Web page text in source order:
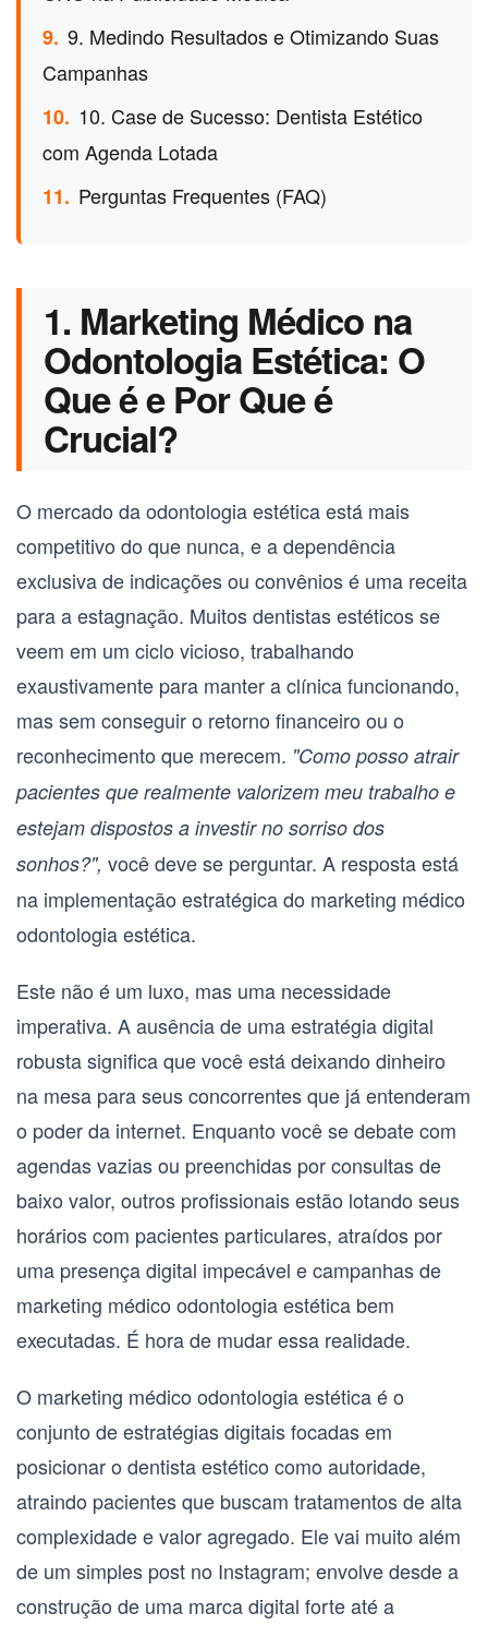
9. 9. Medindo Resultados e Otimizando Suas
Campanhas
10. 10. Case de Sucesso: Dentista Estético
com Agenda Lotada
11. Perguntas Frequentes (FAQ)
1. Marketing Médico na
Odontologia Estética: O
Que é e Por Que é
Crucial?
O mercado da odontologia estética está mais
competitivo do que nunca, e a dependência
exclusiva de indicações ou convênios é uma receita
para a estagnação. Muitos dentistas estéticos se
veem em um ciclo vicioso, trabalhando
exaustivamente para manter a clínica funcionando,
mas sem conseguir o retorno financeiro ou o
reconhecimento que merecem. "Como posso atrair
pacientes que realmente valorizem meu trabalho e
estejam dispostos a investir no sorriso dos
sonhos?", você deve se perguntar. A resposta está
na implementação estratégica do marketing médico
odontologia estética.
Este não é um luxo, mas uma necessidade
imperativa. A ausência de uma estratégia digital
robusta significa que você está deixando dinheiro
na mesa para seus concorrentes que já entenderam
o poder da internet. Enquanto você se debate com
agendas vazias ou preenchidas por consultas de
baixo valor, outros profissionais estão lotando seus
horários com pacientes particulares, atraídos por
uma presença digital impecável e campanhas de
marketing médico odontologia estética bem
executadas. É hora de mudar essa realidade.
O marketing médico odontologia estéticaé o
conjunto de estratégias digitais focadas em
posicionar o dentista estético como autoridade,
atraindo pacientes que buscam tratamentos de alta
complexidade e valor agregado. Ele vai muito além
de um simples post no Instagram; envolve desde a
construção de uma marca digital forte até a